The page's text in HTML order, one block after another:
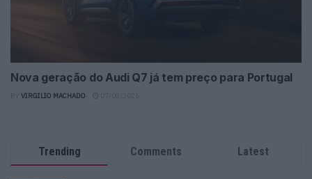
Nova geração do Audi Q7 já tem preço para Portugal
VIRGILIO MACHADO
Trending Comments Latest